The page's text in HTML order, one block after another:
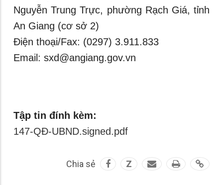
Nguyễn Trung Trực, phường Rạch Giá, tỉnh
An Giang (cơ sở 2)
Điện thoại/Fax: (0297) 3.911.833
Email: sxd@angiang.gov.vn
Tập tin đính kèm:
147-QĐ-UBND.signed.pdf
Chia sẻ Z